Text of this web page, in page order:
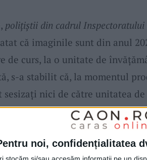
noi, confidențialitatea
polițiștii din cadrul Inspectoratului
că imaginile sunt din anul
de curs, la o unitate de
s-a stabilit că, la momentul
nici de către unitatea de
didactic, situația a fost
sancționat disciplinarconform
Inspectoratul de Poliție Județean